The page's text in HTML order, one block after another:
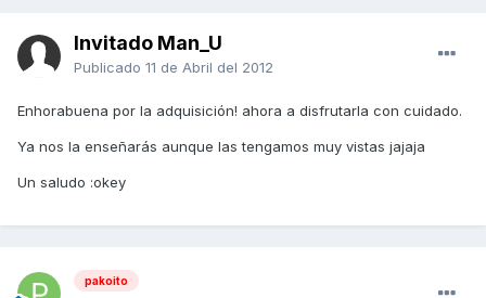
Invitado Man_U
Publicado 11 de Abril del 2012
Enhorabuena por la adquisición! ahora a disfrutarla con cuidado.
Ya nos la enseñarás aunque las tengamos muy vistas jajaja
Un saludo :okey
pakoito